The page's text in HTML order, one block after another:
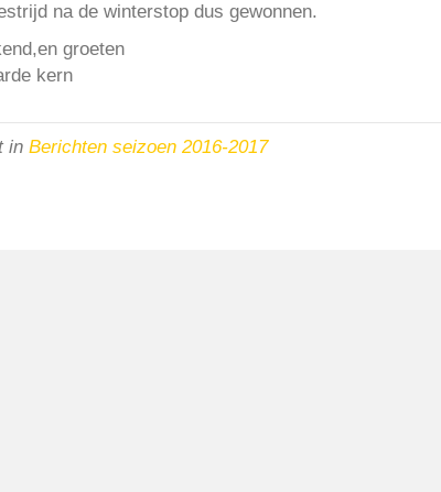
na de winterstop dus gewonnen.
groeten
kern
in Berichten seizoen 2016-2017